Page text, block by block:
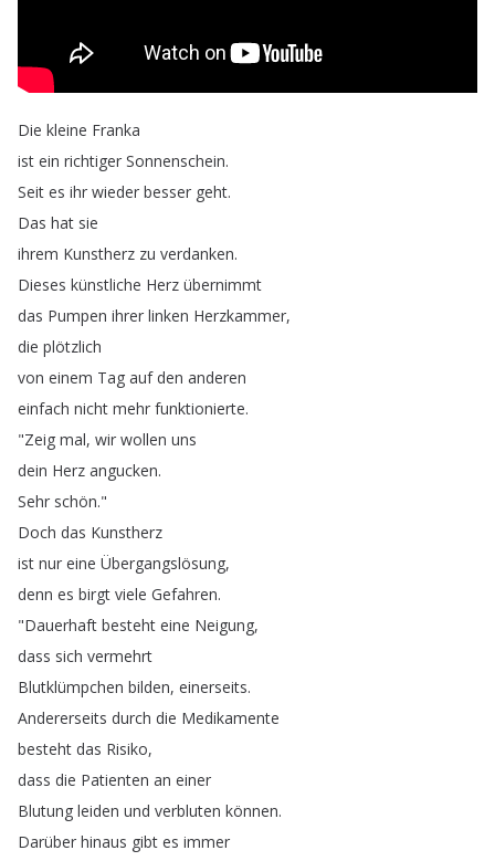
Die kleine Franka
ist ein richtiger Sonnenschein.
Seit es ihr wieder besser geht.
Das hat sie
ihrem Kunstherz zu verdanken.
Dieses künstliche Herz übernimmt
das Pumpen ihrer linken Herzkammer,
die plötzlich
von einem Tag auf den anderen
einfach nicht mehr funktionierte.
"Zeig mal, wir wollen uns
dein Herz angucken.
Sehr schön."
Doch das Kunstherz
ist nur eine Übergangslösung,
denn es birgt viele Gefahren.
"Dauerhaft besteht eine Neigung,
dass sich vermehrt
Blutklümpchen bilden, einerseits.
Andererseits durch die Medikamente
besteht das Risiko,
dass die Patienten an einer
Blutung leiden und verbluten können.
Darüber hinaus gibt es immer